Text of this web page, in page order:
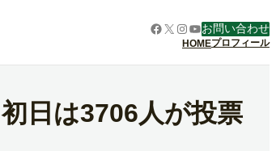
Facebook
X Instagram
YouTube
お問い合わせ
HOMEプロフィール
日は3706人が投票